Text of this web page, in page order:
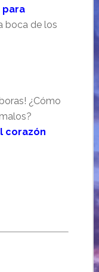
para
boca de los
¿Cómo
corazón